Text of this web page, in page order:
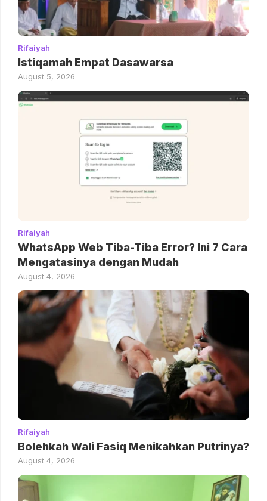
Rifaiyah
Istiqamah Empat Dasawarsa
August 5, 2026
Rifaiyah
WhatsApp Web Tiba-Tiba Error? Ini 7 Cara
Mengatasinya dengan Mudah
August 4, 2026
Rifaiyah
Bolehkah Wali Fasiq Menikahkan Putrinya?
August 4, 2026